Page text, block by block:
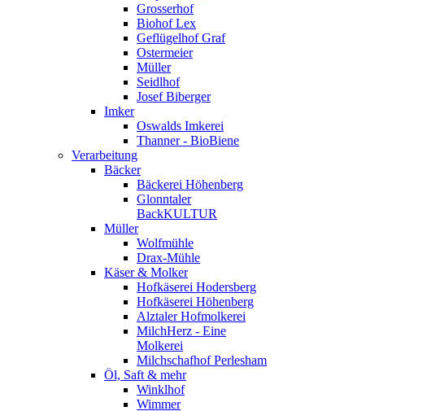
Grosserhof
Biohof Lex
Geflügelhof Graf
Ostermeier
Müller
Seidlhof
Josef Biberger
Imker
Oswalds Imkerei
Thanner - BioBiene
Verarbeitung
Bäcker
Bäckerei Höhenberg
Glonntaler
BackKULTUR
Müller
Wolfmühle
Drax-Mühle
Käser & Molker
Hofkäserei Hodersberg
Hofkäserei Höhenberg
Alztaler Hofmolkerei
MilchHerz - Eine
Molkerei
Milchschafhof Perlesham
Öl, Saft & mehr
Winklhof
Wimmer